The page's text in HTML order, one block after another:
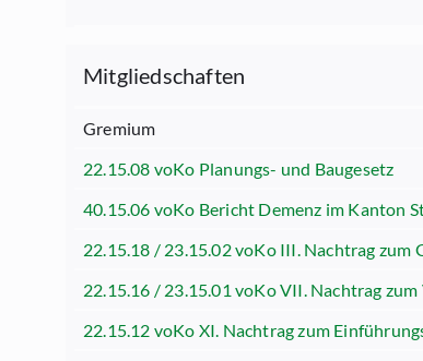
Mitgliedschaften
Gremium
22.15.08 voKo Planungs- und Baugesetz
40.15.06 voKo Bericht Demenz im Kanton
22.15.18 / 23.15.02 voKo III. Nachtrag zum
22.15.16 / 23.15.01 voKo VII. Nachtrag
22.15.12 voKo XI. Nachtrag zum